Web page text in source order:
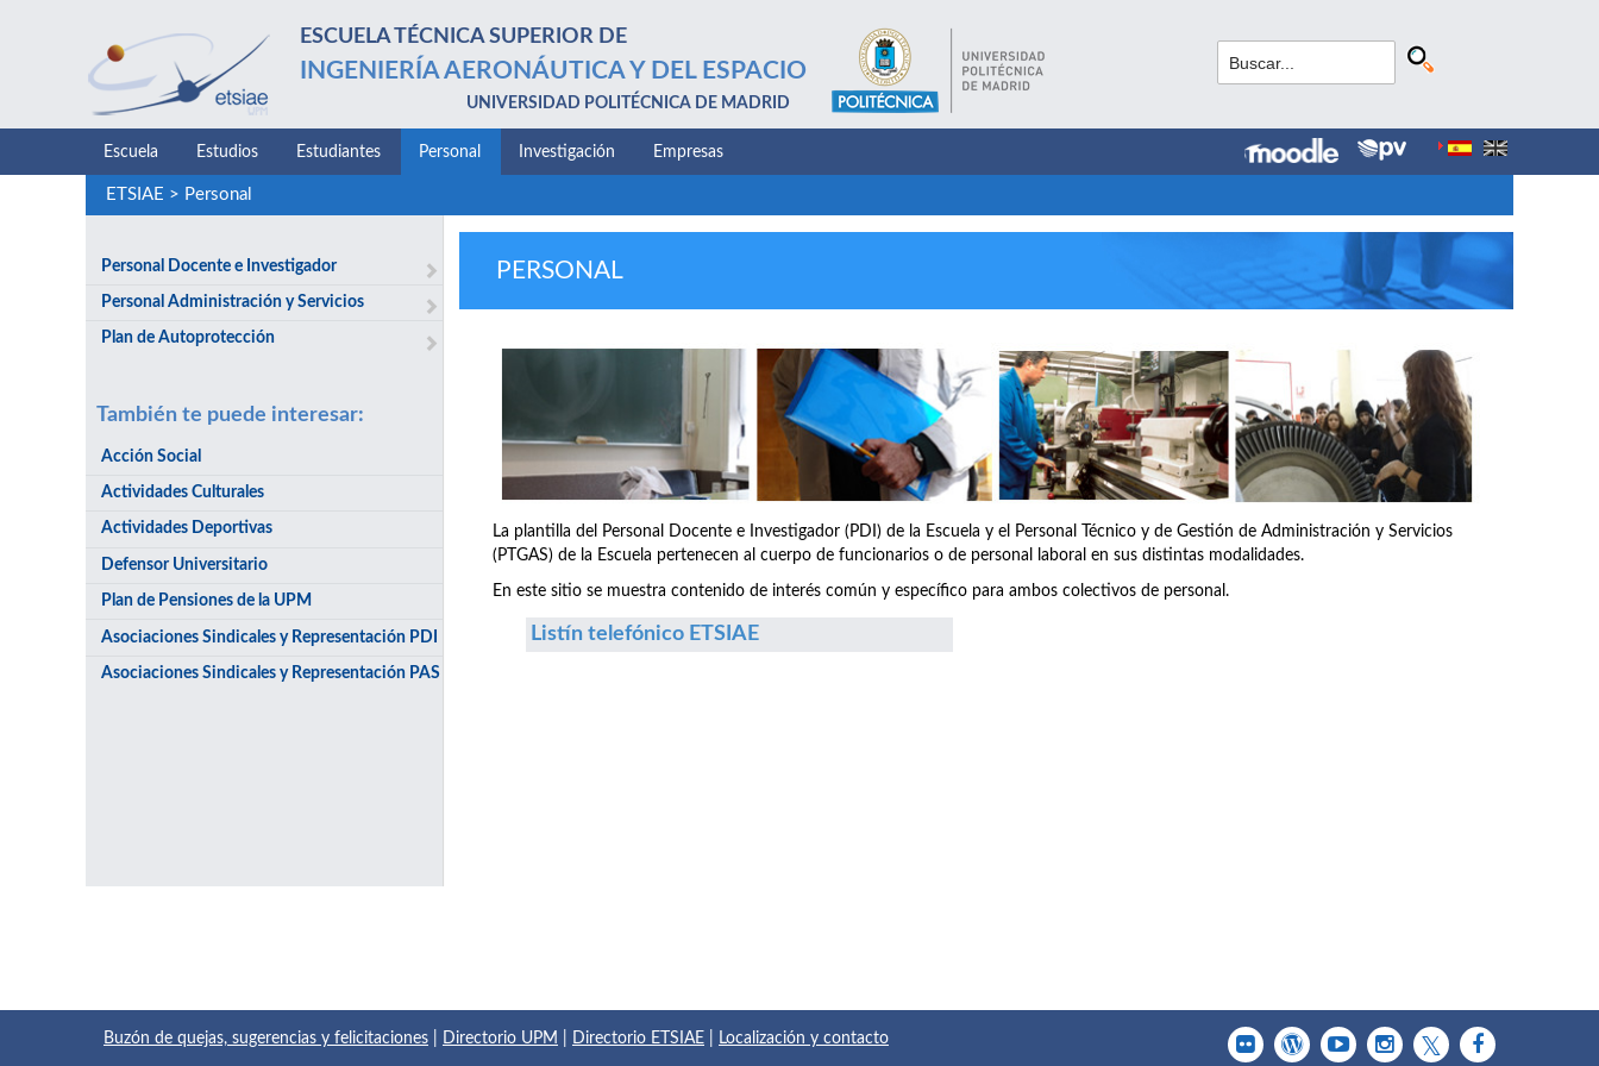
ESCUELA TÉCNICA SUPERIOR DE
INGENIERÍA AERONÁUTICA Y DEL ESPACIO
UNIVERSIDAD POLITÉCNICA DE MADRID
Escuela Estudios Estudiantes Personal Investigación Empresas
ETSIAE > Personal
Personal Docente e Investigador
Personal Administración y Servicios
Plan de Autoprotección
También te puede interesar:
Acción Social
Actividades Culturales
Actividades Deportivas
Defensor Universitario
Plan de Pensiones de la UPM
Asociaciones Sindicales y Representación PDI
Asociaciones Sindicales y Representación PAS
PERSONAL
La plantilla del Personal Docente e Investigador (PDI) de la Escuela y el Personal Técnico y de Gestión de Administración y Servicios
(PTGAS) de la Escuela pertenecen al cuerpo de funcionarios o de personal laboral en sus distintas modalidades.
En este sitio se muestra contenido de interés común y específico para ambos colectivos de personal.
Listín telefónico ETSIAE
Buzón de quejas, sugerencias y felicitaciones Directorio UPM Directorio ETSIAE Localización y contacto